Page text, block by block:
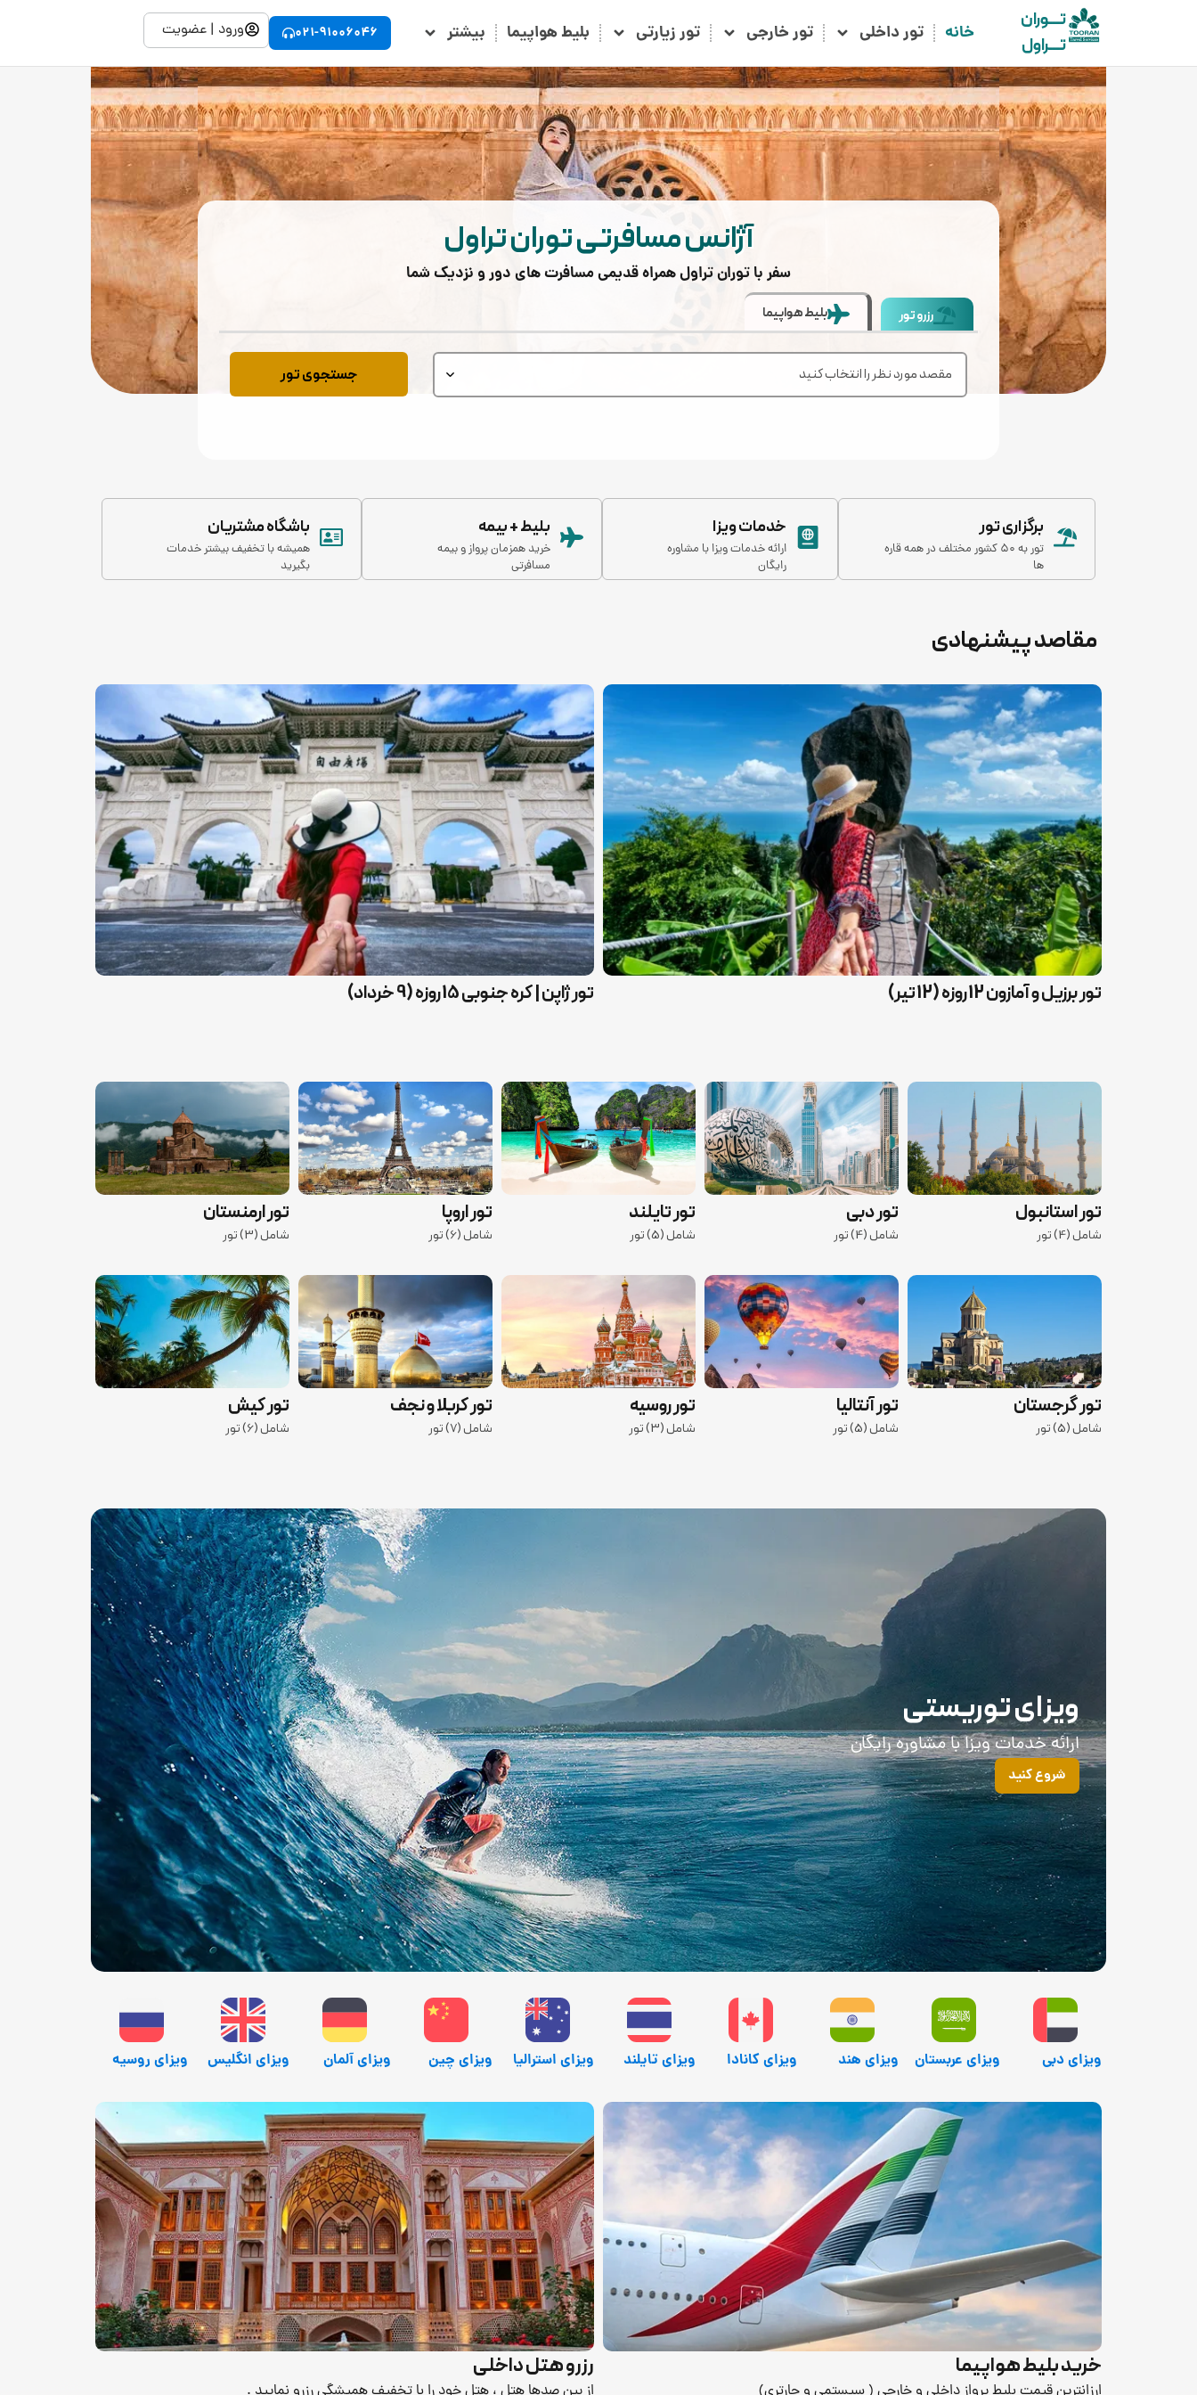
تـــوران
تـــراول
خانه تور داخلی تور خارجی تور زیارتی بلیط هواپیما بیشتر 021-91006046 ورود | عضویت
آژانس مسافرتی توران تراول
سفر با توران تراول همراه قدیمی مسافرت های دور و نزدیک شما
رزرو تور بلیط هواپیما
جستجوی تور
برگزاری تور
تور به 50 کشور مختلف در همه قاره
ها
خدمات ویزا
ارائه خدمات ویزا با مشاوره
رایگان
بلیط + بیمه
خرید همزمان پرواز و بیمه
مسافرتی
باشگاه مشتریان
همیشه با تخفیف بیشتر خدمات
بگیرید
مقاصد پیشنهادی
تور برزیل و آمازون 12 روزه (12 تیر) تور ژاپن | کره جنوبی 15 روزه (9 خرداد)
تور استانبول
شامل (4) تور
تور دبی
شامل (4) تور
تور تایلند
شامل (5) تور
تور اروپا
شامل (6) تور
تور ارمنستان
شامل (3) تور
تور گرجستان
شامل (5) تور
تور آنتالیا
شامل (5) تور
تور روسیه
شامل (3) تور
تور کربلا و نجف
شامل (7) تور
تور کیش
شامل (6) تور
ویزای توریستی
ارائه خدمات ویزا با مشاوره رایگان
شروع کنید
ویزای دبی ویزای عربستان ویزای هند ویزای کانادا ویزای تایلند ویزای استرالیا ویزای چین ویزای آلمان ویزای انگلیس ویزای روسیه
خرید بلیط هواپیما رزرو هتل داخلی